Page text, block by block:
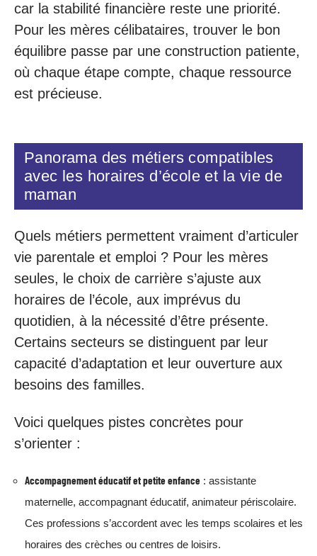
car la stabilité financière reste une priorité.
Pour les mères célibataires, trouver le bon
équilibre passe par une construction patiente,
où chaque étape compte, chaque ressource
est précieuse.
Panorama des métiers compatibles
avec les horaires d’école et la vie de
maman
Quels métiers permettent vraiment d’articuler
vie parentale et emploi ? Pour les mères
seules, le choix de carrière s’ajuste aux
horaires de l’école, aux imprévus du
quotidien, à la nécessité d’être présente.
Certains secteurs se distinguent par leur
capacité d’adaptation et leur ouverture aux
besoins des familles.
Voici quelques pistes concrètes pour
s’orienter :
Accompagnement éducatif et petite enfance : assistante
maternelle, accompagnant éducatif, animateur périscolaire.
Ces professions s’accordent avec les temps scolaires et les
horaires des crèches ou centres de loisirs.